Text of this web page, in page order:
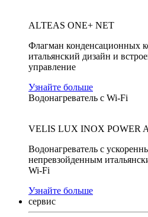
ALTEAS ONE+ NET
Флагман конденсационных
итальянский дизайн и
управление
Узнайте больше
Водонагреватель с Wi-Fi
VELIS LUX INOX POWER
Водонагреватель с
непревзойденным
Wi-Fi
Узнайте больше
сервис